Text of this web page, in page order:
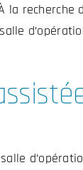
recherche